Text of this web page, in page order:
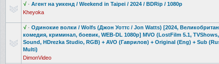
√ · Агент на уикенд / Weekend in Taipei / 2024 / BDRip / 1080p
Kheyoka
√ · Одинокие волки / Wolfs (Джон Уоттс / Jon Watts) [2024, Великобритан
комедия, криминал, боевик, WEB-DL 1080p] MVO (LostFilm 5.1,
Sound, HDrezka Studio, RGB) + AVO (Гаврилов) + Original (Eng) + Sub
Multi)
DimonVideo